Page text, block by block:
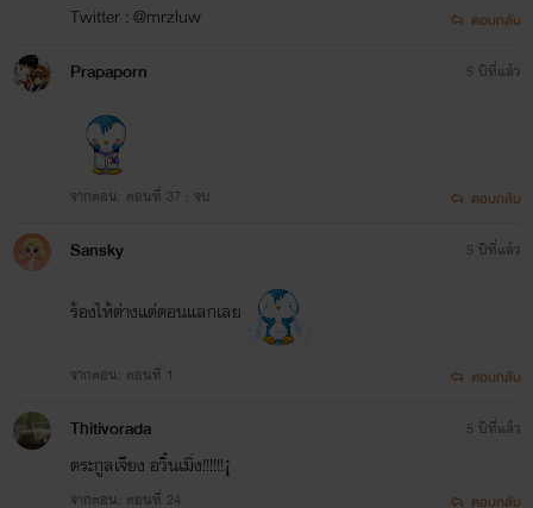
Twitter : @mrzluw ตอบกลับ
Prapaporn
จากตอน: ตอนที่ 37 : จบ
5 ปีที่แล้ว
ตอบกลับ
Sansky
ร้องไห้ต่างแต่ตอนแลกเลย
จากตอน: ตอนที่ 1
5 ปีที่แล้ว
ตอบกลับ
Thitivorada
ตระกูลเจียง อวิ๋นเมิ่ง!!!!!!¡
จากตอน: ตอนที่ 24
5 ปีที่แล้ว
ตอบกลับ